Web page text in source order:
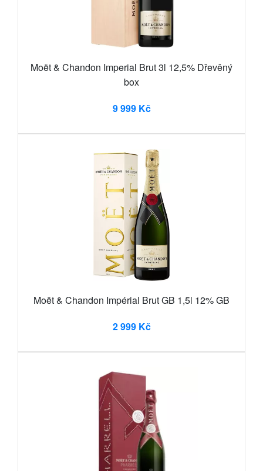
Moët & Chandon Imperial Brut 3l 12,5% Dřevěný
box
9 999 Kč
Moët & Chandon Impérial Brut GB 1,5l 12% GB
2 999 Kč